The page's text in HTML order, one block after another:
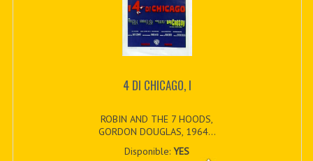
4 DI CHICAGO, I
ROBIN AND THE 7 HOODS,
GORDON DOUGLAS, 1964...
Disponible:YES